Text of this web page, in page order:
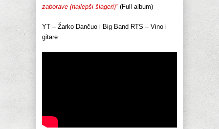
zaborave (najlepši šlageri)”(Full album)
YT – Žarko Dančuo i Big Band RTS – Vino i
gitare